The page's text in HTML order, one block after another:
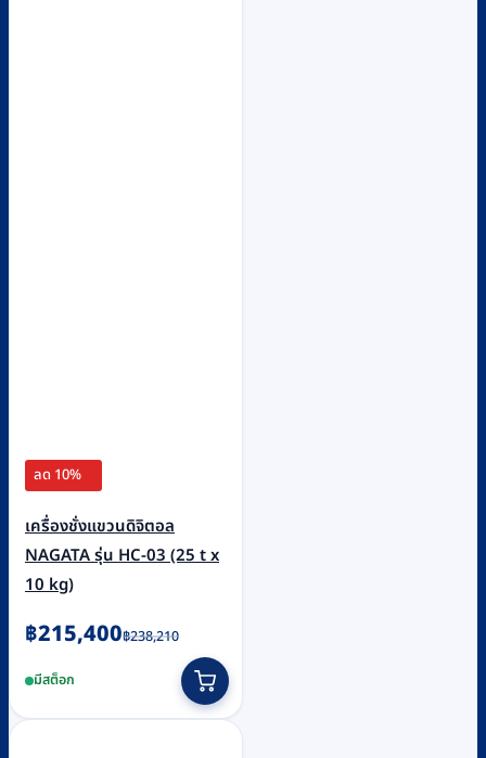
ลด 10%
เครื่องชั่งแขวนดิจิตอล
NAGATA รุ่น HC-03 (25 t x
10 kg)
฿238,210
Original
was:
฿238,210.
฿215,400
Current
is:
฿215,400.
มีสต็อก